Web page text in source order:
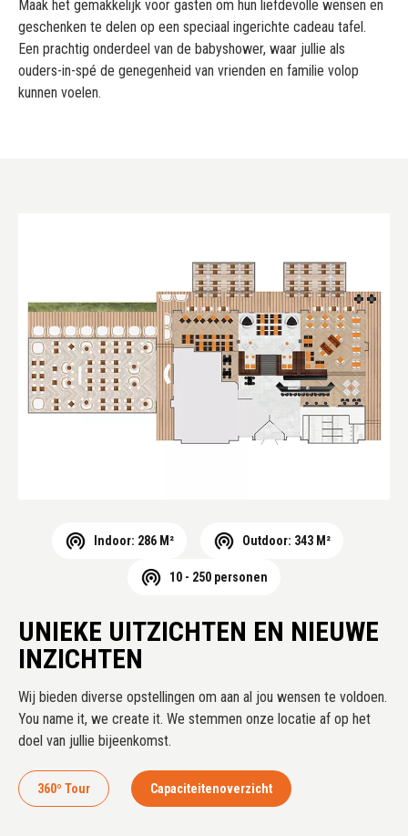
Maak het gemakkelijk voor gasten om hun liefdevolle wensen en
geschenken te delen op een speciaal ingerichte cadeau tafel.
Een prachtig onderdeel van de babyshower, waar jullie als
ouders-in-spé de genegenheid van vrienden en familie volop
kunnen voelen.
Indoor: 286 M² Outdoor: 343 M²
10 - 250 personen
UNIEKE UITZICHTEN EN NIEUWE
INZICHTEN
Wij bieden diverse opstellingen om aan al jou wensen te voldoen.
You name it, we create it. We stemmen onze locatie af op het
doel van jullie bijeenkomst.
360º Tour Capaciteitenoverzicht